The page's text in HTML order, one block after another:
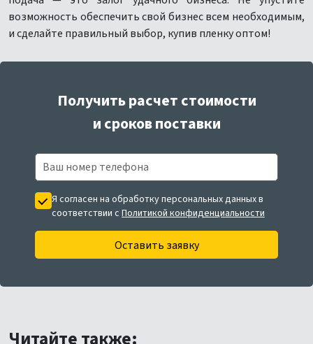
возможность обеспечить свой бизнес всем необходимым,
и сделайте правильный выбор, купив пленку оптом!
Получить расчет стоимости
и сроков поставки
Я согласен на обработку персональных данных в
соответствии с Политикой конфиденциальности
Оставить заявку